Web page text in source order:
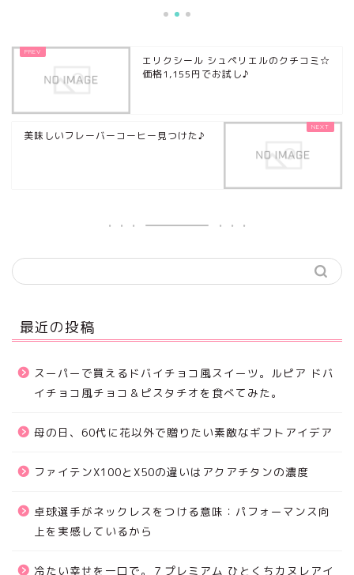
エリクシール シュペリエルのクチコミ☆
価格1,155円でお試し♪
美味しいフレーバーコーヒー見つけた♪
最近の投稿
スーパーで買えるドバイチョコ風スイーツ。ルピア ドバ
イチョコ風チョコ＆ピスタチオを食べてみた。
母の日、60代に花以外で贈りたい素敵なギフトアイデア
ファイテンX100とX50の違いはアクアチタンの濃度
卓球選手がネックレスをつける意味：パフォーマンス向
上を実感しているから
冷たい幸せを一口で。７プレミアム ひとくちカヌレアイ